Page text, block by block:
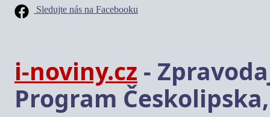
Sledujte nás na Facebooku
i-noviny.cz -
Program